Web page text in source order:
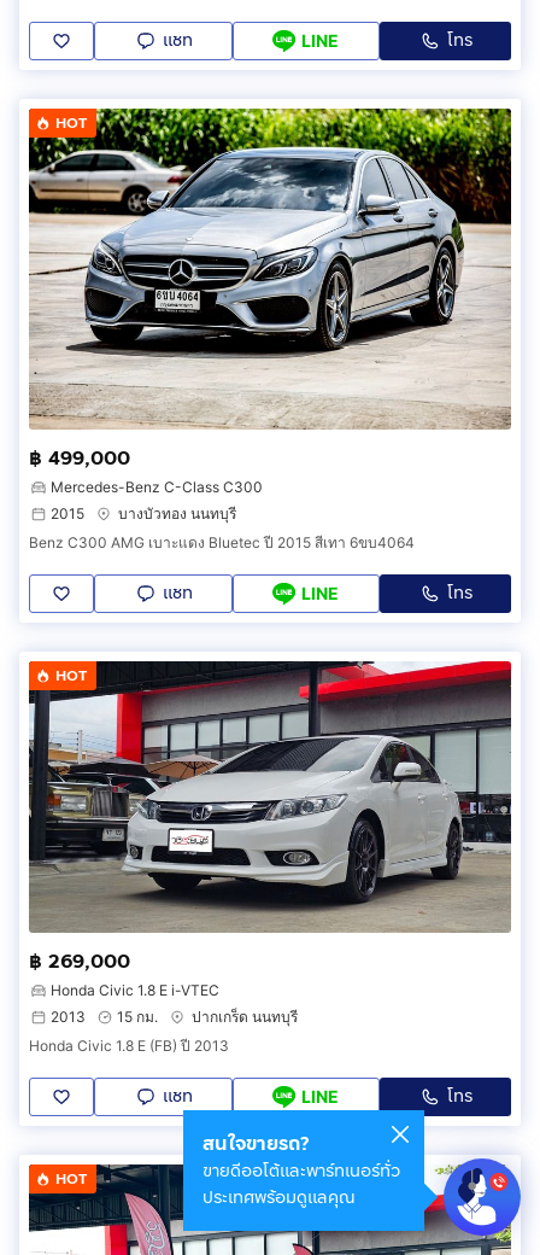
แชท LINE โทร
HOT
฿ 499,000
Mercedes-Benz C-Class C300
2015
บางบัวทอง นนทบุรี
Benz C300 AMG เบาะแดง Bluetec ปี 2015 สีเทา 6ขบ4064
แชท LINE โทร
HOT
฿ 269,000
Honda Civic 1.8 E i-VTEC
2013
15 กม.
ปากเกร็ด นนทบุรี
Honda Civic 1.8 E (FB) ปี 2013
แชท LINE โทร
HOT
สนใจขายรถ?
ขายดีออโต้และพาร์ทเนอร์ทั่ว
ประเทศพร้อมดูแลคุณ